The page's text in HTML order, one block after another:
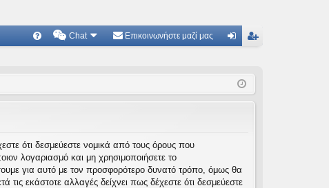
Γ
ωτ
ήσ
εις
Chat Επικοινωνήστε μαζί μας
ρα
ότι δεσμεύεστε νομικά από τους όρους που
λογαριασμό και μη χρησιμοποιήσετε το
για αυτό με τον προσφορότερο δυνατό τρόπο, όμως θα
εκάστοτε αλλαγές δείχνει πως δέχεστε ότι δεσμεύεστε